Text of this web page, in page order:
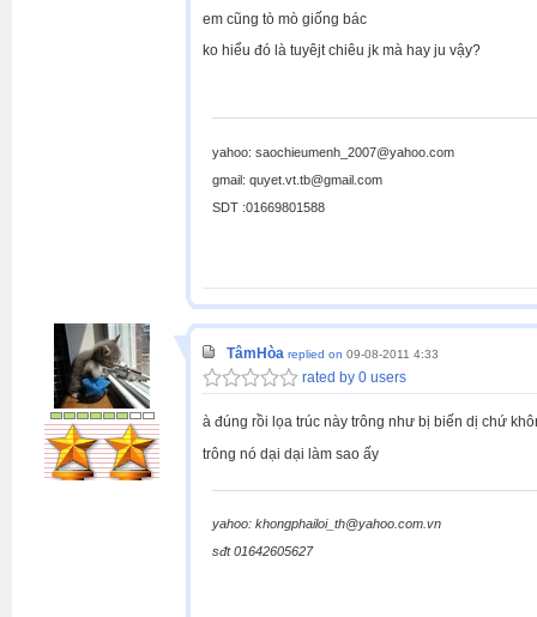
em cũng tò mò giống bác
ko hiểu đó là tuyêjt chiêu jk mà hay ju vậy?
yahoo: saochieumenh_2007@yahoo.com
gmail: quyet.vt.tb@gmail.com
SDT :01669801588
TâmHòa replied on 09-08-2011 4:33
rated by 0 users
à đúng rồi lọa trúc này trông như bị biến dị chứ
trông nó dại dại làm sao ấy
yahoo: khongphailoi_th@yahoo.com.vn
sđt 01642605627